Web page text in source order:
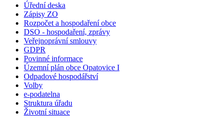
Úřední deska
Zápisy ZO
Rozpočet a hospodaření obce
DSO - hospodaření, zprávy
Veřejnoprávní smlouvy
GDPR
Povinné informace
Územní plán obce Opatovice I
Odpadové hospodářství
Volby
e-podatelna
Struktura úřadu
Životní situace